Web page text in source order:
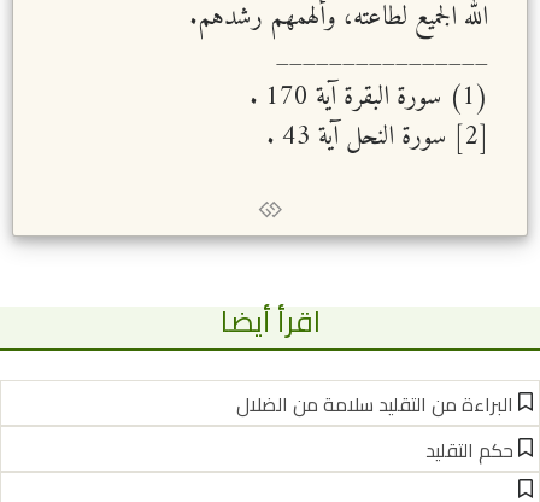
الله الجميع لطاعته، وألهمهم رشدهم.
________________
(1) سورة البقرة آية 170 .
[2] سورة النحل آية 43 .
اقرأ أيضا
البراءة من التقليد سلامة من الضلال
حكم التقليد